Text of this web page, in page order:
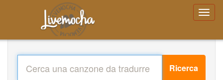
Ricerca